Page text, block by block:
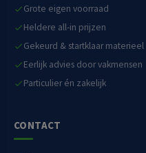
Grote eigen voorraad
Heldere all-in prijzen
Gekeurd & startklaar materieel
Eerlijk advies door vakmensen
Particulier én zakelijk
CONTACT